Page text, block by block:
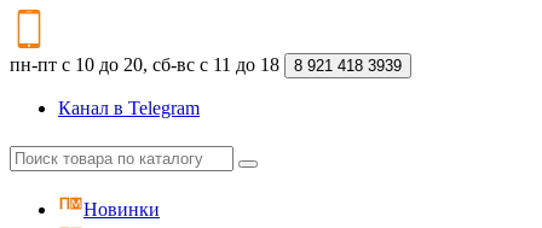
пн-пт с 10 до 20, сб-вс с 11 до 18 8 921 418 3939
Канал в Telegram
Новинки